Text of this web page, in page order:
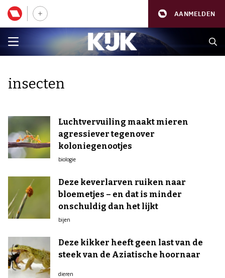
AANMELDEN
insecten
Luchtvervuiling maakt mieren
agressiever tegenover
koloniegenootjes
biologie
Deze keverlarven ruiken naar
bloemetjes – en dat is minder
onschuldig dan het lijkt
bijen
Deze kikker heeft geen last van de
steek van de Aziatische hoornaar
dieren